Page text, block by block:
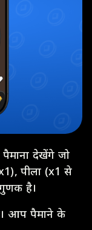
देखेंगे जो
पीला (x1 से
है।
आप पैमाने के